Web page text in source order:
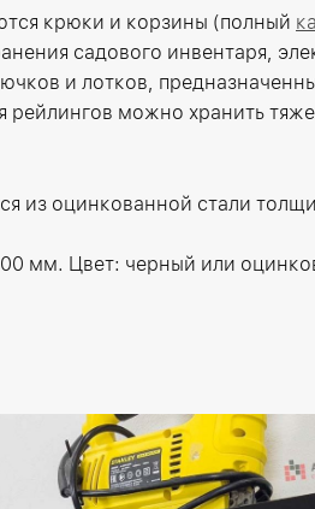
крюки и корзины (полный
садового инвентаря,
и лотков,
рейлингов можно хранить
из оцинкованной стали
мм. Цвет: черный или